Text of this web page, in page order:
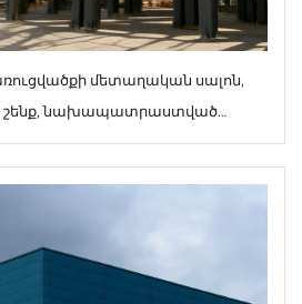
մետաղական սալոն,
շենք, նախապատրաստված
շինարարություն, տուն